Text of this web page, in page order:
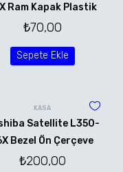
Ram Kapak Plastik
₺70,00
Sepete Ekle
KASA
Satellite L350-
Bezel Ön Çerçeve
₺200,00